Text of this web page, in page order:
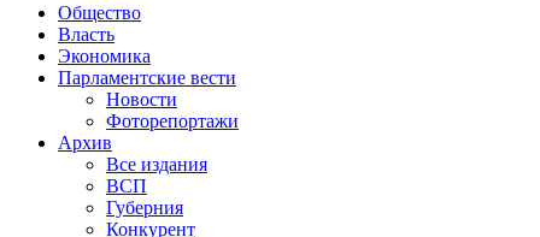
Общество
Власть
Экономика
Парламентские вести
Новости
Фоторепортажи
Архив
Все издания
ВСП
Губерния
Конкурент